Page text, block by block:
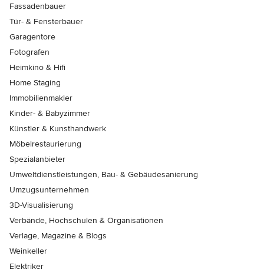
Fassadenbauer
Tür- & Fensterbauer
Garagentore
Fotografen
Heimkino & Hifi
Home Staging
Immobilienmakler
Kinder- & Babyzimmer
Künstler & Kunsthandwerk
Möbelrestaurierung
Spezialanbieter
Umweltdienstleistungen, Bau- & Gebäudesanierung
Umzugsunternehmen
3D-Visualisierung
Verbände, Hochschulen & Organisationen
Verlage, Magazine & Blogs
Weinkeller
Elektriker